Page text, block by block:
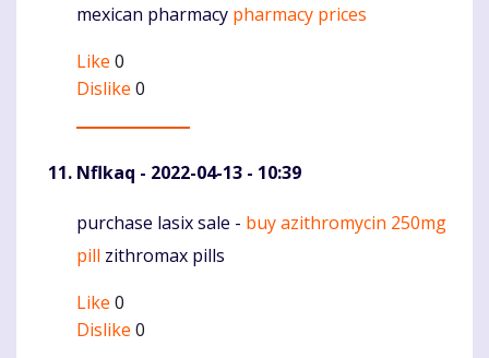
Komentaras
mexican pharmacy pharmacy prices
Like 0
Dislike 0
Nflkaq - 2022-04-13 - 10:39
Komentaras
purchase lasix sale - buy azithromycin 250mg
pill zithromax pills
Like 0
Dislike 0